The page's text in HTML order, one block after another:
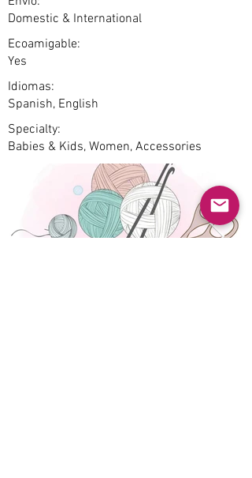
Domestic & International
Ecoamigable:
Yes
Idiomas:
Spanish, English
Specialty:
Babies & Kids, Women, Accessories